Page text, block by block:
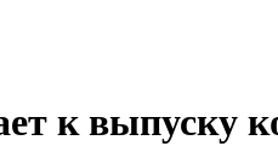
к выпуску